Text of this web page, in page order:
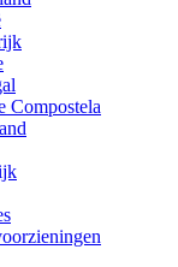
Compostela